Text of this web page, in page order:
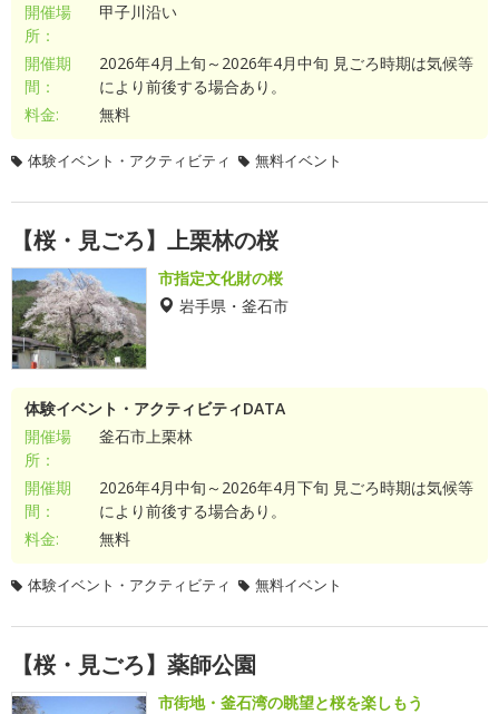
開催場
所：
甲子川沿い
開催期
間：
2026年4月上旬～2026年4月中旬 見ごろ時期は気候等
により前後する場合あり。
料金:
無料
体験イベント・アクティビティ 無料イベント
【桜・見ごろ】上栗林の桜
市指定文化財の桜
岩手県・釜石市
体験イベント・アクティビティDATA
開催場
所：
釜石市上栗林
開催期
間：
2026年4月中旬～2026年4月下旬 見ごろ時期は気候等
により前後する場合あり。
料金:
無料
体験イベント・アクティビティ 無料イベント
【桜・見ごろ】薬師公園
市街地・釜石湾の眺望と桜を楽しもう